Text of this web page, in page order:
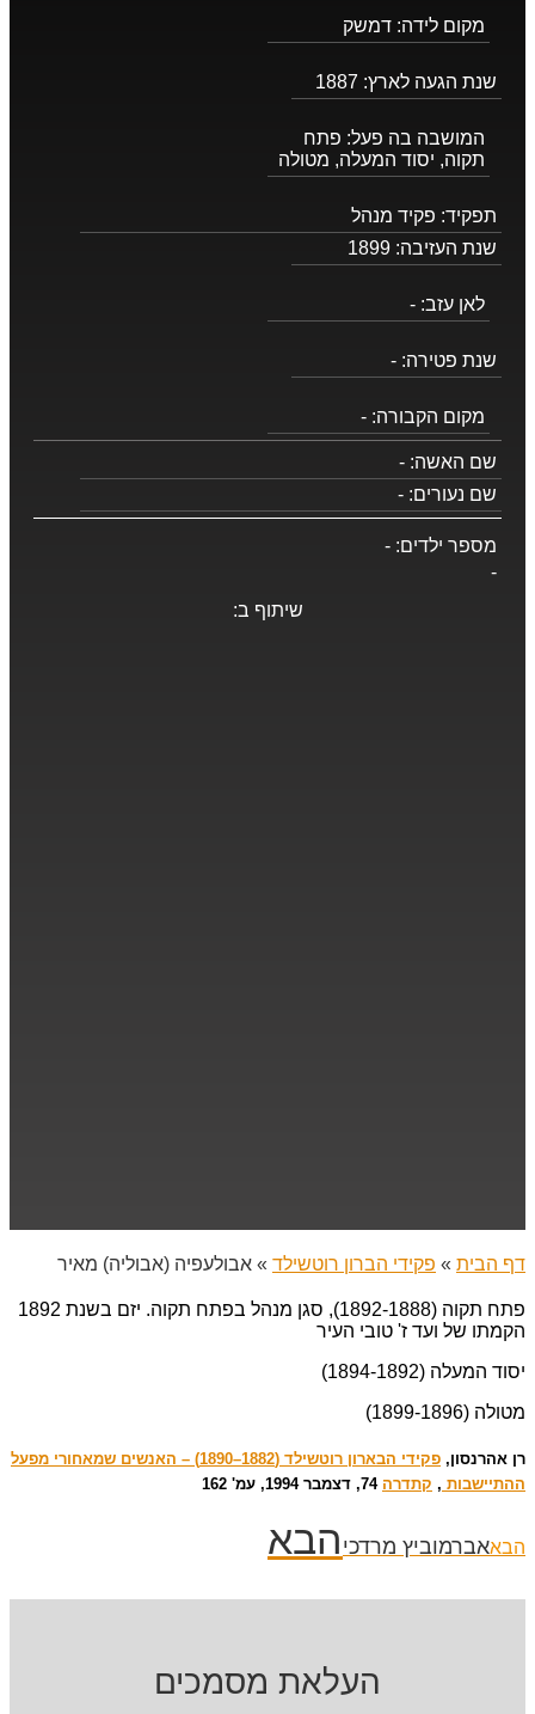
מקום לידה: דמשק
שנת הגעה לארץ: 1887
המושבה בה פעל: פתח
תקוה, יסוד המעלה, מטולה
תפקיד: פקיד מנהל
שנת העזיבה: 1899
לאן עזב: -
שנת פטירה: -
מקום הקבורה: -
שם האשה: -
שם נעורים: -
מספר ילדים: -
-
שיתוף ב:
דף הבית » פקידי הברון רוטשילד » אבולעפיה (אבוליה) מאיר
פתח תקוה (1892-1888), סגן מנהל בפתח תקוה. יזם בשנת 1892
הקמתו של ועד ז' טובי העיר
יסוד המעלה (1894-1892)
מטולה (1899-1896)
רן אהרנסון, ‏
פקידי הבארון רוטשילד (1882–1890) – האנשים שמאחורי מפעל
ההתיישבות , קתדרה 74, דצמבר 1994, עמ' 162
הבאאברמוביץ מרדכי הבא
העלאת מסמכים